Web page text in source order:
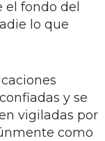
el fondo del
lo que
y se
vigiladas por
como